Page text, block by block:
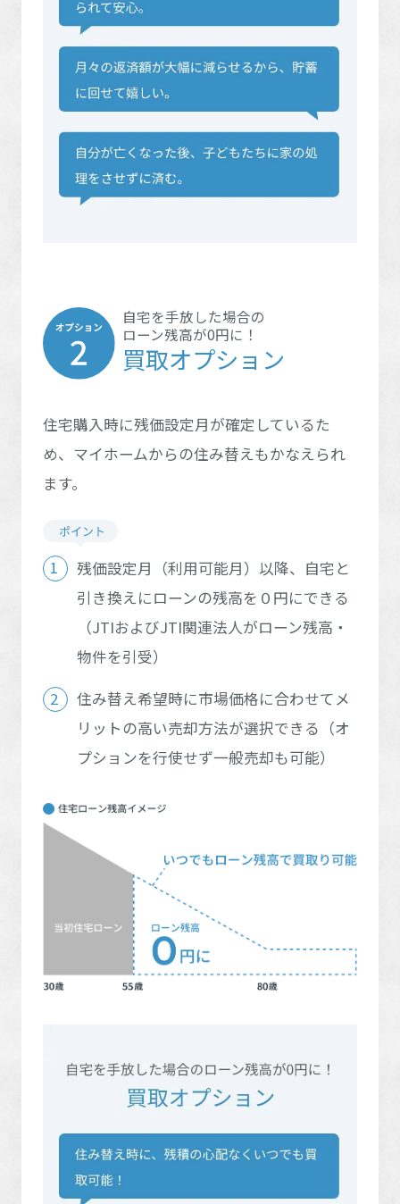
自宅を手放した場合の
ローン残高が0円に！
買取オプション
住宅購入時に残価設定月が確定しているた
め、マイホームからの住み替えもかなえられ
ます。
残価設定月（利用可能月）以降、自宅と
引き換えにローンの残高を０円にできる
（JTIおよびJTI関連法人がローン残高・
物件を引受）
住み替え希望時に市場価格に合わせてメ
リットの高い売却方法が選択できる （オ
プションを行使せず一般売却も可能）